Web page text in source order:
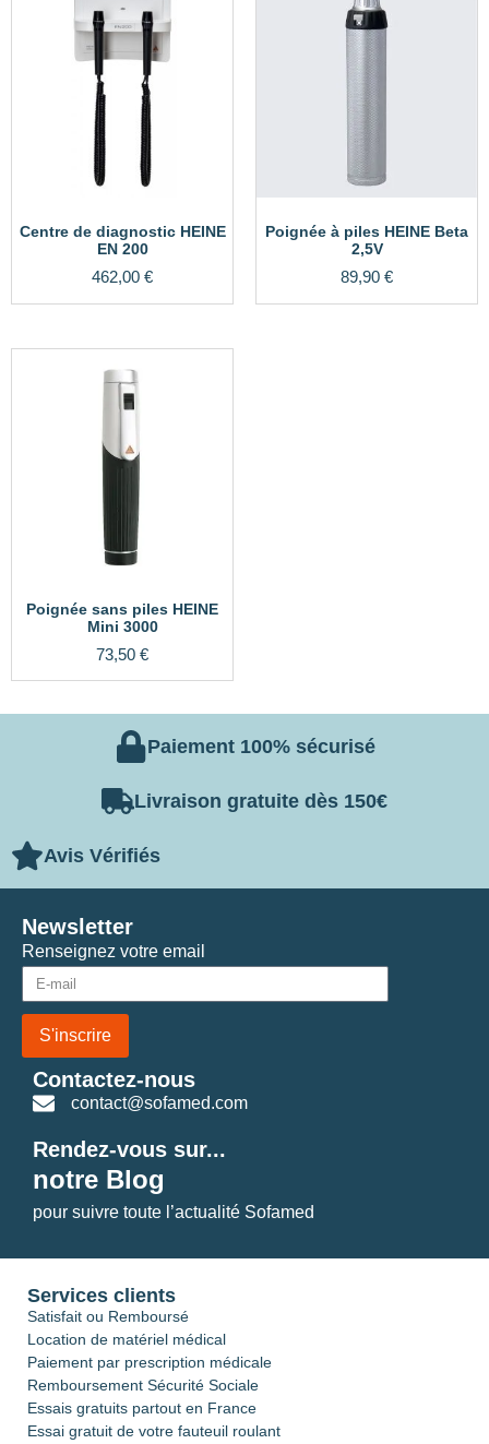
Centre de diagnostic HEINE
EN 200
462,00 €
Poignée à piles HEINE Beta
2,5V
89,90 €
Poignée sans piles HEINE
Mini 3000
73,50 €
Paiement 100% sécurisé
Livraison gratuite dès 150€
Avis Vérifiés
Renseignez votre email
S'inscrire
Newsletter
Contactez-nous
contact@sofamed.com
Rendez-vous sur...
notre Blog
pour suivre toute l’actualité Sofamed
Services clients
Satisfait ou Remboursé
Location de matériel médical
Paiement par prescription médicale
Remboursement Sécurité Sociale
Essais gratuits partout en France
Essai gratuit de votre fauteuil roulant